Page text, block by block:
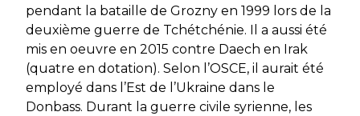
pendant la bataille de Grozny en 1999 lors de la
deuxième guerre de Tchétchénie. Il a aussi été
mis en oeuvre en 2015 contre Daech en Irak
(quatre en dotation). Selon l’OSCE, il aurait été
employé dans l’Est de l’Ukraine dans le
Donbass. Durant la guerre civile syrienne, les